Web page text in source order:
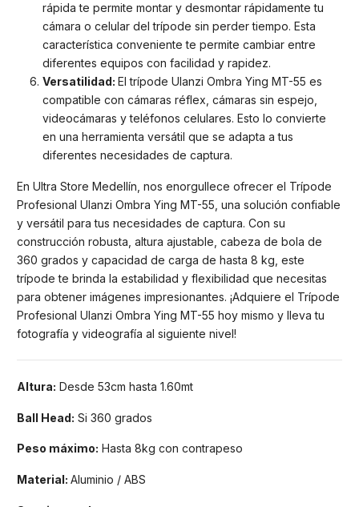
rápida te permite montar y desmontar rápidamente tu
cámara o celular del trípode sin perder tiempo. Esta
característica conveniente te permite cambiar entre
diferentes equipos con facilidad y rapidez.
Versatilidad: El trípode Ulanzi Ombra Ying MT-55 es
compatible con cámaras réflex, cámaras sin espejo,
videocámaras y teléfonos celulares. Esto lo convierte
en una herramienta versátil que se adapta a tus
diferentes necesidades de captura.
En Ultra Store Medellín, nos enorgullece ofrecer el Trípode
Profesional Ulanzi Ombra Ying MT-55, una solución confiable
y versátil para tus necesidades de captura. Con su
construcción robusta, altura ajustable, cabeza de bola de
360 grados y capacidad de carga de hasta 8 kg, este
trípode te brinda la estabilidad y flexibilidad que necesitas
para obtener imágenes impresionantes. ¡Adquiere el Trípode
Profesional Ulanzi Ombra Ying MT-55 hoy mismo y lleva tu
fotografía y videografía al siguiente nivel!
Altura: Desde 53cm hasta 1.60mt
Ball Head: Si 360 grados
Peso máximo: Hasta 8kg con contrapeso
Material: Aluminio / ABS